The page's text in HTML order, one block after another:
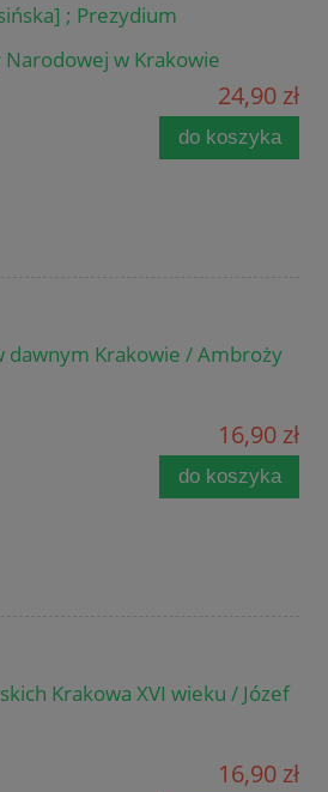
; Prezydium
w Krakowie
24,90 zł
do koszyka
dawnym Krakowie / Ambroży
16,90 zł
do koszyka
Krakowa XVI wieku / Józef
16,90 zł